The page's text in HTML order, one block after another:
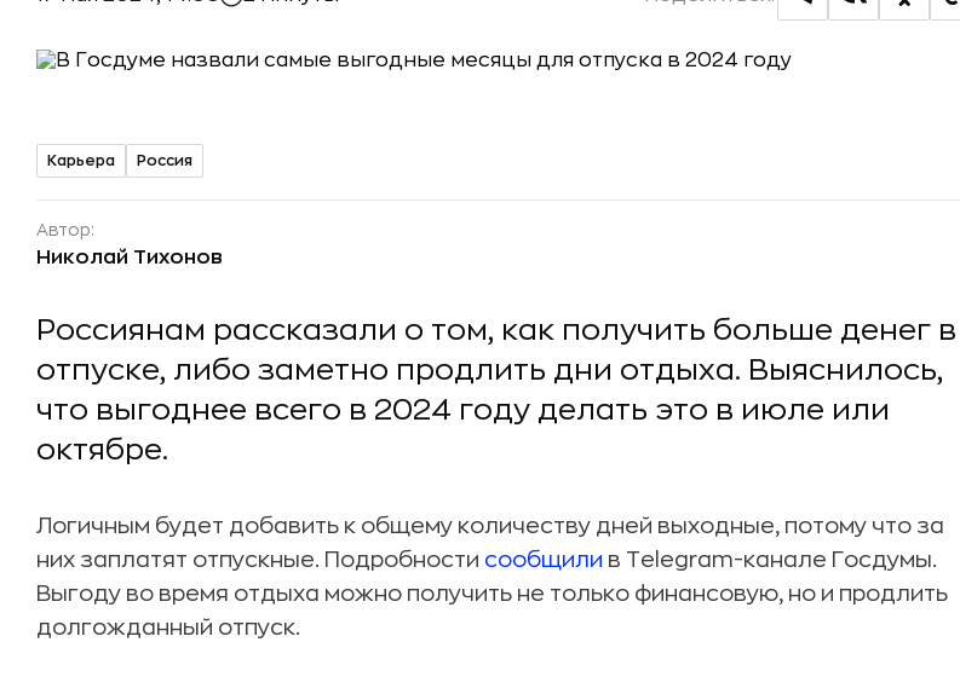
Карьера Россия
Автор:
Николай Тихонов
Россиянам рассказали о том, как получить больше денег в
отпуске, либо заметно продлить дни отдыха. Выяснилось,
что выгоднее всего в 2024 году делать это в июле или
октябре.
Логичным будет добавить к общему количеству дней выходные, потому что за
них заплатят отпускные. Подробности сообщили в Telegram-канале Госдумы.
Выгоду во время отдыха можно получить не только финансовую, но и продлить
долгожданный отпуск.